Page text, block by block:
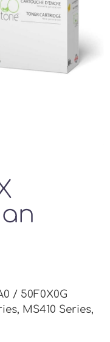
/ 50F0X0G
MS410 Series,